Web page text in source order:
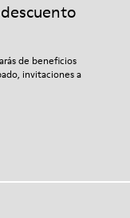
de beneficios
invitaciones a